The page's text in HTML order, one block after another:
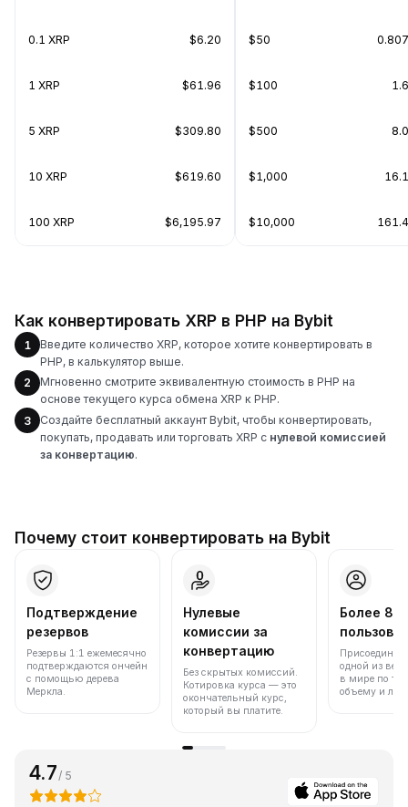
0.1 XRP $6.20
1 XRP $61.96
5 XRP $309.80
10 XRP $619.60
100 XRP $6,195.97
$50
$100
$500
$1,000
$10,000
Как конвертировать XRP в PHP на Bybit
1
Введите количество XRP, которое хотите конвертировать в
PHP, в калькулятор выше.
2
Мгновенно смотрите эквивалентную стоимость в PHP на
основе текущего курса обмена XRP к PHP.
3
Создайте бесплатный аккаунт Bybit, чтобы конвертировать,
покупать, продавать или торговать XRP с нулевой комиссией
за конвертацию.
Почему стоит конвертировать на Bybit
Подтверждение
резервов
Резервы 1:1 ежемесячно
подтверждаются ончейн
с помощью дерева
Меркла.
Нулевые
комиссии за
конвертацию
Без скрытых комиссий.
Котировка курса — это
окончательный курс,
который вы платите.
Более 86
одной из
в мире по
объему и
4.7 / 5